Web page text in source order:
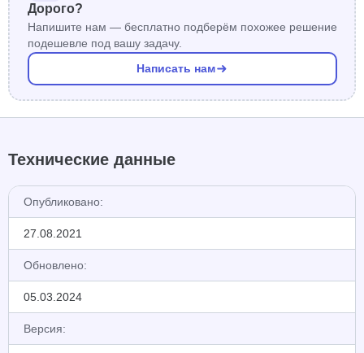
Дорого?
Напишите нам — бесплатно подберём похожее решение
подешевле под вашу задачу.
Написать нам
Технические данные
Опубликовано:
27.08.2021
Обновлено:
05.03.2024
Версия: